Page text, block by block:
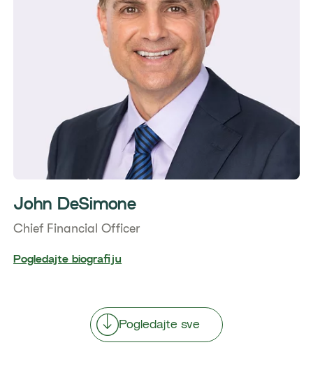
John DeSimone
Chief Financial Officer
Pogledajte biografiju
Pogledajte sve